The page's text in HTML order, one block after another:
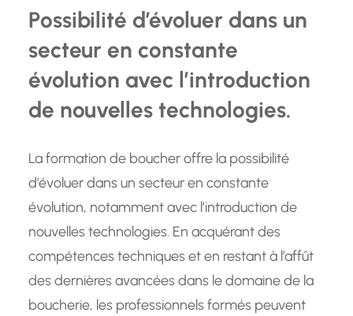
Possibilité d’évoluer dans un
secteur en constante
évolution avec l’introduction
de nouvelles technologies.
La formation de boucher offre la possibilité
d’évoluer dans un secteur en constante
évolution, notamment avec l’introduction de
nouvelles technologies. En acquérant des
compétences techniques et en restant à l’affût
des dernières avancées dans le domaine de la
boucherie, les professionnels formés peuvent